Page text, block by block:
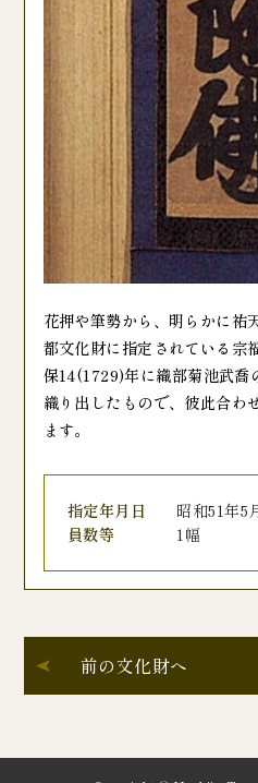
花押や筆勢から、明らかに祐
都文化財に指定されている宗
保14(1729)年に織部菊池武喬
織り出したもので、彼此合わ
ます。
指定年月日
昭和51年5
員数等
1幅
前の文化財へ